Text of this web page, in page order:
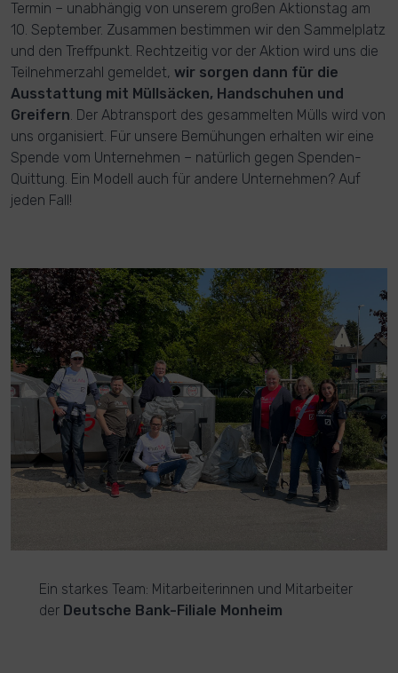
Termin – unabhängig von unserem großen Aktionstag am
10. September. Zusammen bestimmen wir den Sammelplatz
und den Treffpunkt. Rechtzeitig vor der Aktion wird uns die
Teilnehmerzahl gemeldet, wir sorgen dann für die
Ausstattung mit Müllsäcken, Handschuhen und
Greifern. Der Abtransport des gesammelten Mülls wird von
uns organisiert. Für unsere Bemühungen erhalten wir eine
Spende vom Unternehmen – natürlich gegen Spenden-
Quittung. Ein Modell auch für andere Unternehmen? Auf
jeden Fall!
Ein starkes Team: Mitarbeiterinnen und Mitarbeiter
der Deutsche Bank-Filiale Monheim